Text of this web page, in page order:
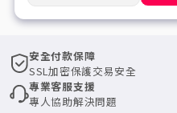
安全付款保障
SSL加密保護交易安全
專業客服支援
專人協助解決問題